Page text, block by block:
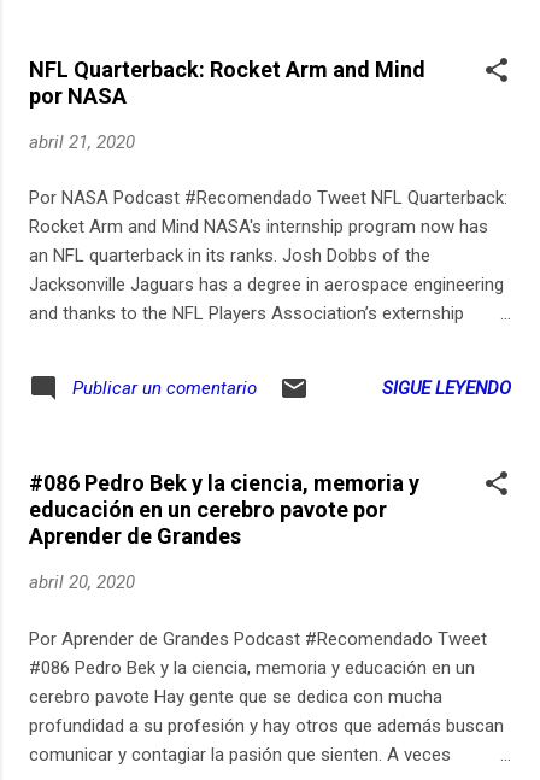
NFL Quarterback: Rocket Arm and Mind
por NASA
abril 21, 2020
Por NASA Podcast #Recomendado Tweet NFL Quarterback:
Rocket Arm and Mind NASA's internship program now has
an NFL quarterback in its ranks. Josh Dobbs of the
Jacksonville Jaguars has a degree in aerospace engineering
and thanks to the NFL Players Association’s externship
Space Center in Florida this off season. Josh shares his
unique insights on NASA and life in the NFL.
Publicar un comentario SIGUE LEYENDO
#086 Pedro Bek y la ciencia, memoria y
educación en un cerebro pavote por
Aprender de Grandes
abril 20, 2020
Por Aprender de Grandes Podcast #Recomendado Tweet
#086 Pedro Bek y la ciencia, memoria y educación en un
cerebro pavote Hay gente que se dedica con mucha
profundidad a su profesión y hay otros que además buscan
comunicar y contagiar la pasión que sienten. A veces